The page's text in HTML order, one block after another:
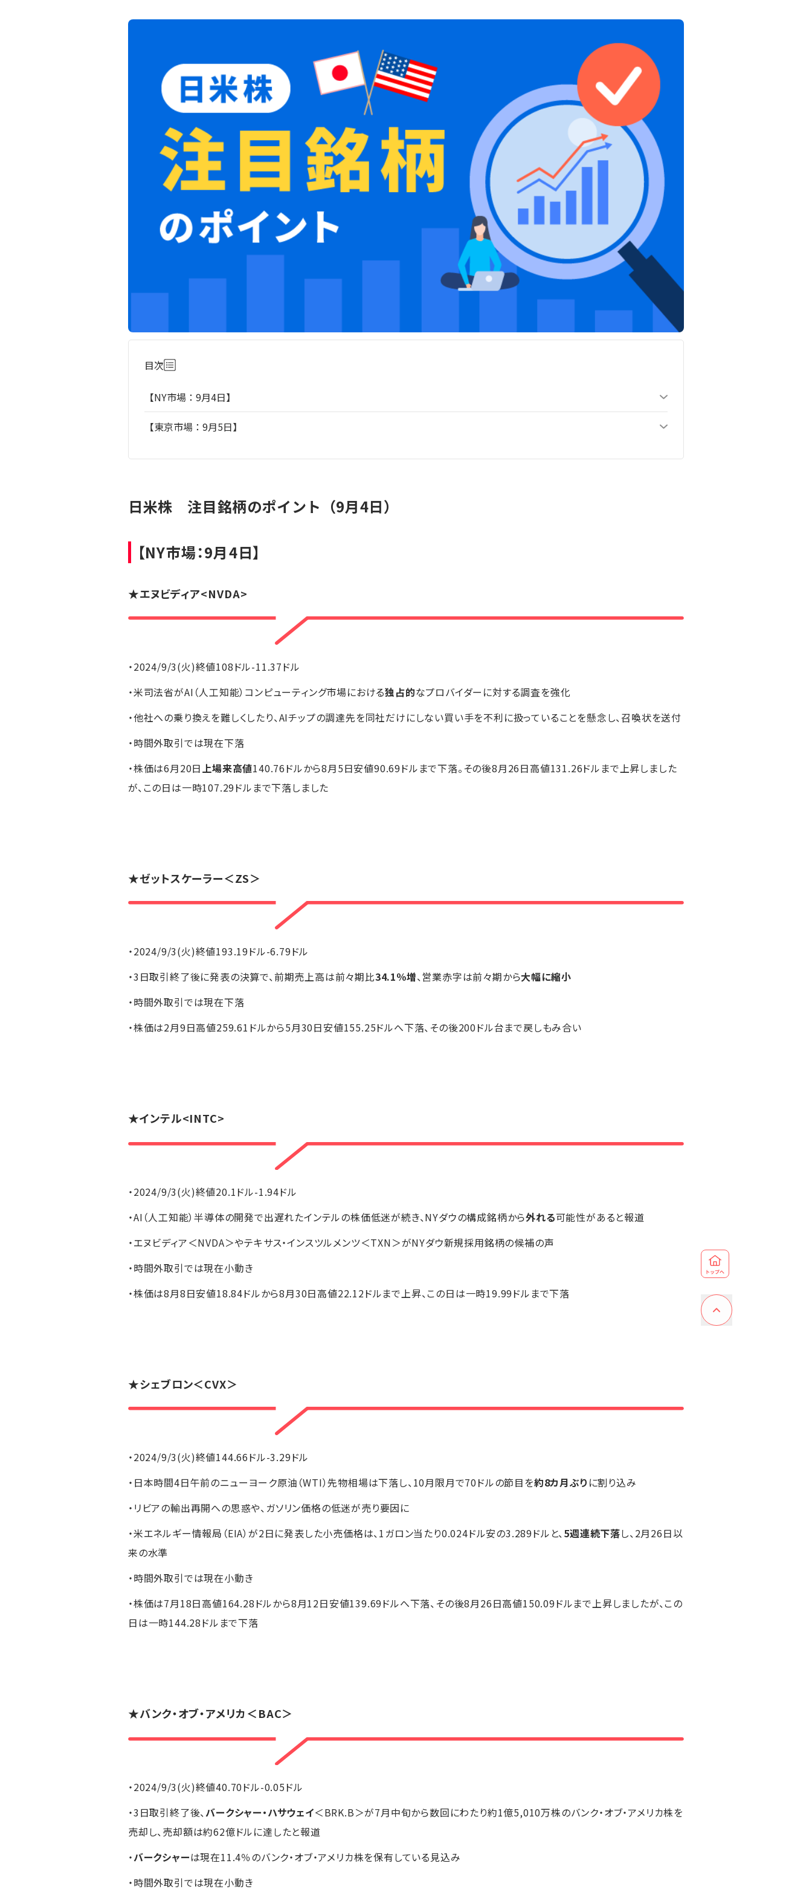
目次
【NY市場：9月4日】
【東京市場：9月5日】
日米株 注目銘柄のポイント（9月4日）
【NY市場：9月4日】
★エヌビディア<NVDA>
・2024/9/3(火)終値108ドル-11.37ドル
・米司法省がAI（人工知能）コンピューティング市場における独占的なプロバイダーに対する調査を強化
・他社への乗り換えを難しくしたり、AIチップの調達先を同社だけにしない買い手を不利に扱っていることを懸念し、召喚状を送付
・時間外取引では現在下落
・株価は6月20日上場来高値140.76ドルから8月5日安値90.69ドルまで下落。その後8月26日高値131.26ドルまで上昇しました
が、この日は一時107.29ドルまで下落しました
★ゼットスケーラー＜ZS＞
・2024/9/3(火)終値193.19ドル-6.79ドル
・3日取引終了後に発表の決算で、前期売上高は前々期比34.1％増、営業赤字は前々期から大幅に縮小
・時間外取引では現在下落
・株価は2月9日高値259.61ドルから5月30日安値155.25ドルへ下落、その後200ドル台まで戻しもみ合い
★インテル<INTC>
・2024/9/3(火)終値20.1ドル-1.94ドル
・AI（人工知能）半導体の開発で出遅れたインテルの株価低迷が続き、NYダウの構成銘柄から外れる可能性があると報道
・エヌビディア＜NVDA＞やテキサス・インスツルメンツ＜TXN＞がNYダウ新規採用銘柄の候補の声
・時間外取引では現在小動き
・株価は8月8日安値18.84ドルから8月30日高値22.12ドルまで上昇、この日は一時19.99ドルまで下落
★シェブロン＜CVX＞
・2024/9/3(火)終値144.66ドル-3.29ドル
・日本時間4日午前のニューヨーク原油（WTI）先物相場は下落し、10月限月で70ドルの節目を約8カ月ぶり に割り込み
・リビアの輸出再開への思惑や、ガソリン価格の低迷が売り要因に
・米エネルギー情報局（EIA）が2日に発表した小売価格は、1ガロン当たり0.024ドル安の3.289ドルと、5週連続下落し、2月26日以
来の水準
・時間外取引では現在小動き
・株価は7月18日高値164.28ドルから8月12日安値139.69ドルへ下落、その後8月26日高値150.09ドルまで上昇しましたが、この
日は一時144.28ドルまで下落
★バンク・オブ・アメリカ＜BAC＞
・2024/9/3(火)終値40.70ドル-0.05ドル
・3日取引終了後、 バークシャー・ハサウェイ＜BRK.B＞が7月中旬から数回にわたり約1億5,010万株のバンク・オブ・アメリカ株を
売却し、売却額は約62億ドルに達したと報道
・バークシャーは現在11.4％のバンク・オブ・アメリカ株を保有している見込み
・時間外取引では現在小動き